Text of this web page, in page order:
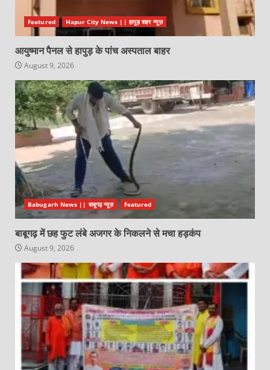
Featured Hapur City News || हापुड़ शहर न्यूज़
आयुष्मान पैनल से हापुड़ के पांच अस्पताल बाहर
August 9, 2026
Babugarh News || बाबूगढ़ न्यूज़ Featured
बाबूगढ़ में छह फुट लंबे अजगर के निकलने से मचा हड़कंप
August 9, 2026